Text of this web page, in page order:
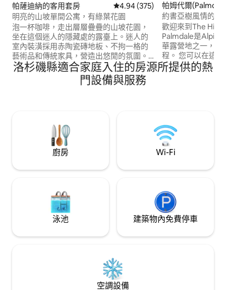
帕薩迪納的客用套房 從 375 則評價中獲得 4.94 的平均
4.94 (375)
明亮的山坡單間公寓，有綠葉花園
泡一杯咖啡，走出層層疊疊的山坡花園，
坐在這個迷人的隱藏處的露臺上。迷人的
室內裝潢採用赤陶瓷磚地板、不拘一格的
藝術品和傳統家具，營造出悠閒的氛圍。
查看無障礙設施圖片，了解地形！ 請注
意：電視是Apple TV ，可與您的訂閱一起
如有需要，可提供洗衣機和Apple TV。 共
用花園空間和通道。享受露臺和戶外用餐
和休息設施，以及洛杉磯的華麗日落景
電話、訊息或電子郵件與我們聯絡。 該地
擁有低調的魅力，並提供一系列充滿活力
的餐廳、咖啡廳和酒吧。帕薩迪納舊城區
（ Old Town Pasadena ）是一個零售中
心，有迷人的餐廳，開車很快就能到達。
英里（從公寓步行約10分鐘）。81路巴士
鐵站。金線在帕薩迪納和市中心之間運
行，您可以在那裡轉乘其他火車。 如果您
想在抵達時或住宿期間的任何時候設定
Apple TV ，請告訴我們。
帕姆代爾
約書亞樹風情的私
泳池
歡迎來到The
Palmdale是
華露營地之一，距
程。 您可以在這
（ Joshua Tree
的巨型巖石山脈欣
你找到了這個地方
洛杉磯縣適合家庭入住的房源所提供的熱
門設備與服務
廚房 Wi-Fi
泳池 建築物內免費停車
空調設備